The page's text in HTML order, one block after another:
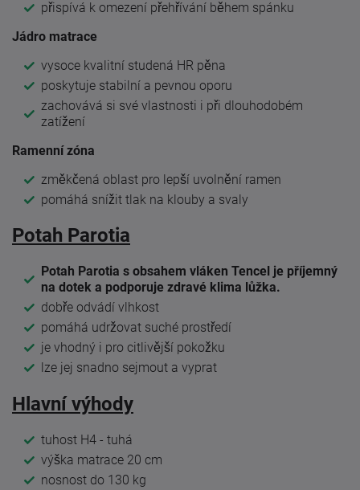
přispívá k omezení přehřívání během spánku
Jádro matrace
vysoce kvalitní studená HR pěna
poskytuje stabilní a pevnou oporu
zachovává si své vlastnosti i při dlouhodobém
zatížení
Ramenní zóna
změkčená oblast pro lepší uvolnění ramen
pomáhá snížit tlak na klouby a svaly
Potah Parotia
Potah Parotia s obsahem vláken Tencel je příjemný
na dotek a podporuje zdravé klima lůžka.
dobře odvádí vlhkost
pomáhá udržovat suché prostředí
je vhodný i pro citlivější pokožku
lze jej snadno sejmout a vyprat
Hlavní výhody
tuhost H4 - tuhá
výška matrace 20 cm
nosnost do 130 kg